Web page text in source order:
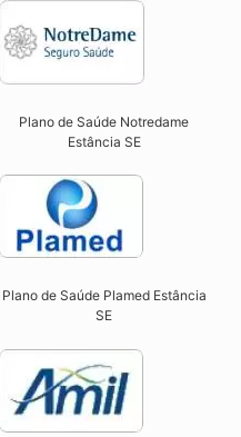
Plano de Saúde Notredame
Estância SE​
Plano de Saúde Plamed Estância
SE​